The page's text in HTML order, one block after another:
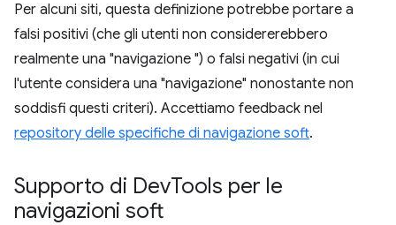
Per alcuni siti, questa definizione potrebbe portare a
falsi positivi (che gli utenti non considererebbero
realmente una "navigazione ") o falsi negativi (in cui
l'utente considera una "navigazione" nonostante non
soddisfi questi criteri). Accettiamo feedback nel
repository delle specifiche di navigazione soft.
Supporto di DevTools per le
navigazioni soft